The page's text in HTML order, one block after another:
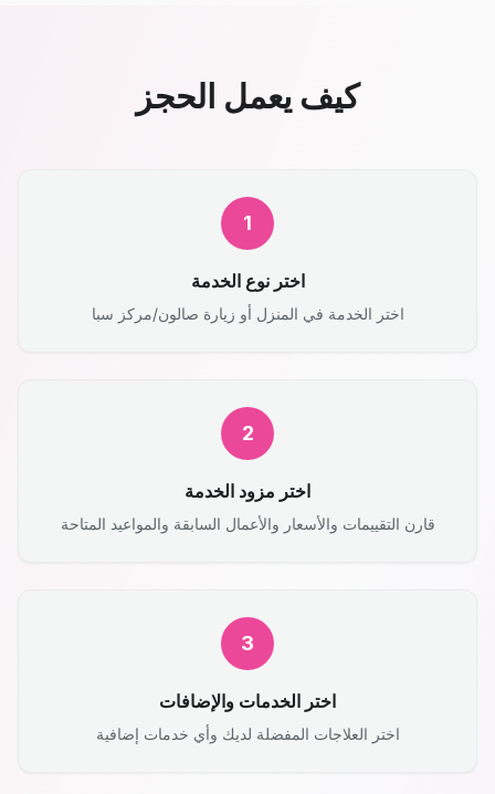
كيف يعمل الحجز
1
اختر نوع الخدمة
اختر الخدمة في المنزل أو زيارة صالون/مركز سبا
2
اختر مزود الخدمة
قارن التقييمات والأسعار والأعمال السابقة والمواعيد المتاحة
3
اختر الخدمات والإضافات
اختر العلاجات المفضلة لديك وأي خدمات إضافية